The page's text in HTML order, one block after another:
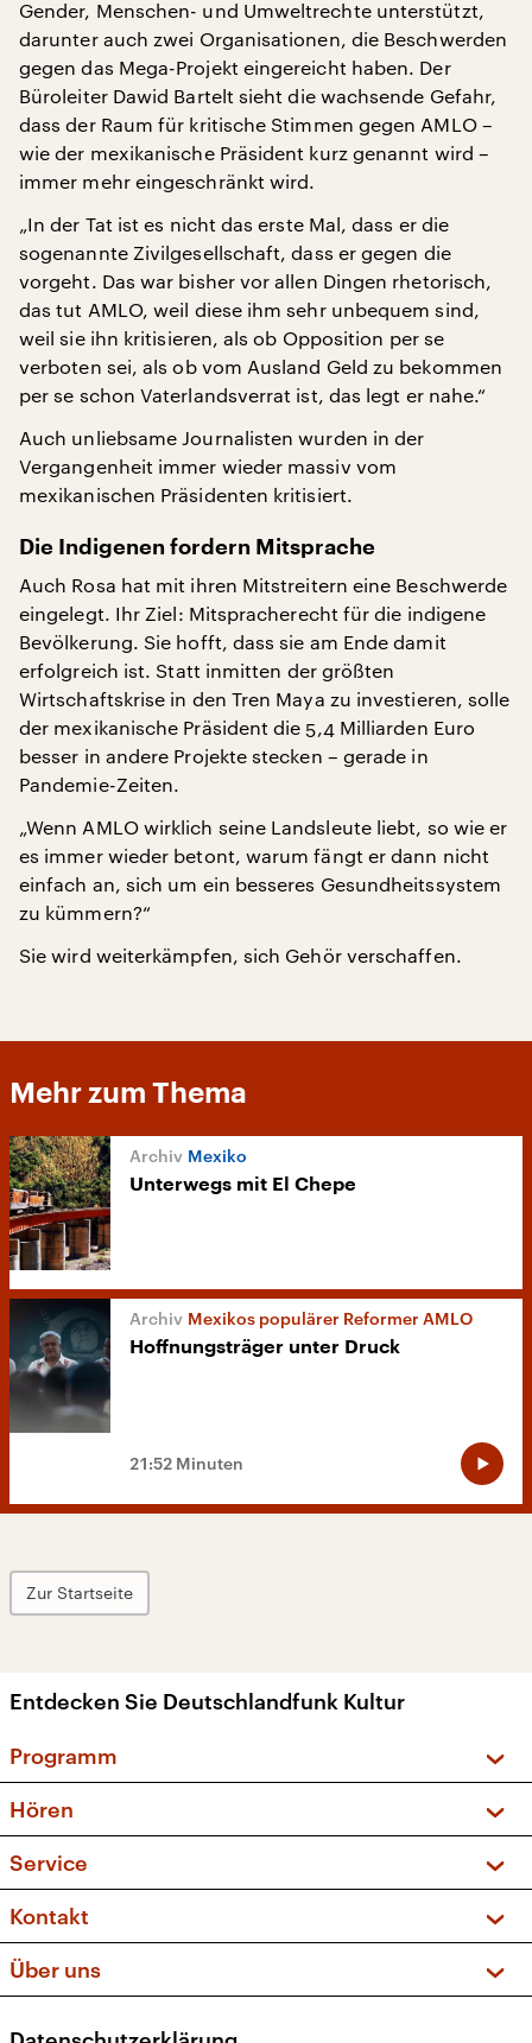
Gender, Menschen- und Umweltrechte unterstützt,
darunter auch zwei Organisationen, die Beschwerden
gegen das Mega-Projekt eingereicht haben. Der
Büroleiter Dawid Bartelt sieht die wachsende Gefahr,
dass der Raum für kritische Stimmen gegen AMLO –
wie der mexikanische Präsident kurz genannt wird –
immer mehr eingeschränkt wird.
„In der Tat ist es nicht das erste Mal, dass er die
sogenannte Zivilgesellschaft, dass er gegen die
vorgeht. Das war bisher vor allen Dingen rhetorisch,
das tut AMLO, weil diese ihm sehr unbequem sind,
weil sie ihn kritisieren, als ob Opposition per se
verboten sei, als ob vom Ausland Geld zu bekommen
per se schon Vaterlandsverrat ist, das legt er nahe.“
Auch unliebsame Journalisten wurden in der
Vergangenheit immer wieder massiv vom
mexikanischen Präsidenten kritisiert.
Die Indigenen fordern Mitsprache
Auch Rosa hat mit ihren Mitstreitern eine Beschwerde
eingelegt. Ihr Ziel: Mitspracherecht für die indigene
Bevölkerung. Sie hofft, dass sie am Ende damit
erfolgreich ist. Statt inmitten der größten
Wirtschaftskrise in den Tren Maya zu investieren, solle
der mexikanische Präsident die 5,4 Milliarden Euro
besser in andere Projekte stecken – gerade in
Pandemie-Zeiten.
„Wenn AMLO wirklich seine Landsleute liebt, so wie er
es immer wieder betont, warum fängt er dann nicht
einfach an, sich um ein besseres Gesundheitssystem
zu kümmern?“
Sie wird weiterkämpfen, sich Gehör verschaffen.
Mehr zum Thema
Mexiko
Unterwegs mit El Chepe
Mexikos populärer Reformer AMLO
Hoffnungsträger unter Druck
21:52 Minuten
Zur Startseite
Entdecken Sie Deutschlandfunk Kultur
Programm
Sendungen und Podcasts
Musikliste
Kakadu – Das Kinderprogramm
Hören
Frequenzen (UKW + DAB+)
Service
FAQ
Apps
Newsletter
Kontakt
Social Media
Über uns